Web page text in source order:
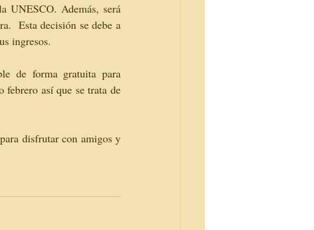
UNESCO. Además, será
Esta decisión se debe a
ingresos.
de forma gratuita para
febrero así que se trata de
disfrutar con amigos y